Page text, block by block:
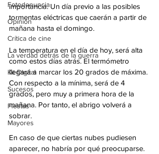
Fotodenuncia
Opinión
Crítica de cine
La verdad detrás de la guerra
Kit Digital
Sucesos
Fiestas
Mayores
importancia. Un día previo a las posibles
tormentas eléctricas que caerán a partir de
mañana hasta el domingo.
La temperatura en el día de hoy, será alta
como estos días atrás. El termómetro
llegará a marcar los 20 grados de máxima.
Con respecto a la mínima, será de 4
grados, pero muy a primera hora de la
mañana. Por tanto, el abrigo volverá a
sobrar.
En caso de que ciertas nubes pudiesen
aparecer, no habría por qué preocuparse.